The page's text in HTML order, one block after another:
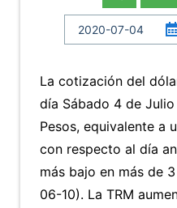
La cotización del
día Sábado 4 de
Pesos, equivalente a
con respecto al día
más bajo en más de
06-10). La TRM